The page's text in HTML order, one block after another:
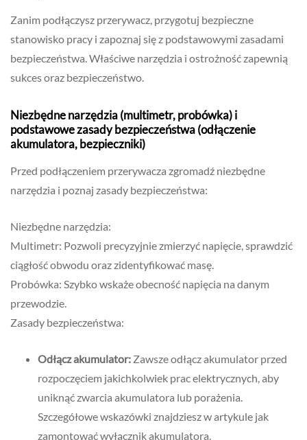
Zanim podłączysz przerywacz, przygotuj bezpieczne
stanowisko pracy i zapoznaj się z podstawowymi zasadami
bezpieczeństwa. Właściwe narzędzia i ostrożność zapewnią
sukces oraz bezpieczeństwo.
Niezbędne narzędzia (multimetr, probówka) i
podstawowe zasady bezpieczeństwa (odłączenie
akumulatora, bezpieczniki)
Przed podłączeniem przerywacza zgromadź niezbędne
narzędzia i poznaj zasady bezpieczeństwa:
Niezbędne narzędzia:
Multimetr: Pozwoli precyzyjnie zmierzyć napięcie, sprawdzić
ciągłość obwodu oraz zidentyfikować masę.
Probówka: Szybko wskaże obecność napięcia na danym
przewodzie.
Zasady bezpieczeństwa:
Odłącz akumulator: Zawsze odłącz akumulator przed
rozpoczęciem jakichkolwiek prac elektrycznych, aby
uniknąć zwarcia akumulatora lub porażenia.
Szczegółowe wskazówki znajdziesz w artykule jak
zamontować wyłącznik akumulatora.